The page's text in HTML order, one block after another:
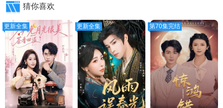
猜你喜欢
更新全集 更新全集 第70集完结